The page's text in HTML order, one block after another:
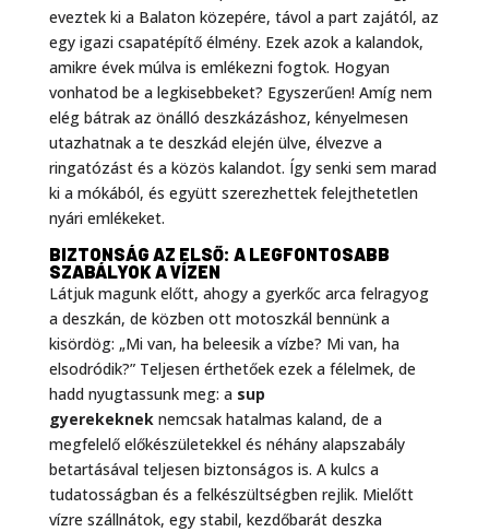
eveztek ki a Balaton közepére, távol a part zajától, az
egy igazi csapatépítő élmény. Ezek azok a kalandok,
amikre évek múlva is emlékezni fogtok. Hogyan
vonhatod be a legkisebbeket? Egyszerűen! Amíg nem
elég bátrak az önálló deszkázáshoz, kényelmesen
utazhatnak a te deszkád elején ülve, élvezve a
ringatózást és a közös kalandot. Így senki sem marad
ki a mókából, és együtt szerezhettek felejthetetlen
nyári emlékeket.
BIZTONSÁG AZ ELSŐ: A LEGFONTOSABB
SZABÁLYOK A VÍZEN
Látjuk magunk előtt, ahogy a gyerkőc arca felragyog
a deszkán, de közben ott motoszkál bennünk a
kisördög: „Mi van, ha beleesik a vízbe? Mi van, ha
elsodródik?” Teljesen érthetőek ezek a félelmek, de
hadd nyugtassunk meg: a sup
gyerekekneknemcsak hatalmas kaland, de a
megfelelő előkészületekkel és néhány alapszabály
betartásával teljesen biztonságos is. A kulcs a
tudatosságban és a felkészültségben rejlik. Mielőtt
vízre szállnátok, egy stabil, kezdőbarát deszka